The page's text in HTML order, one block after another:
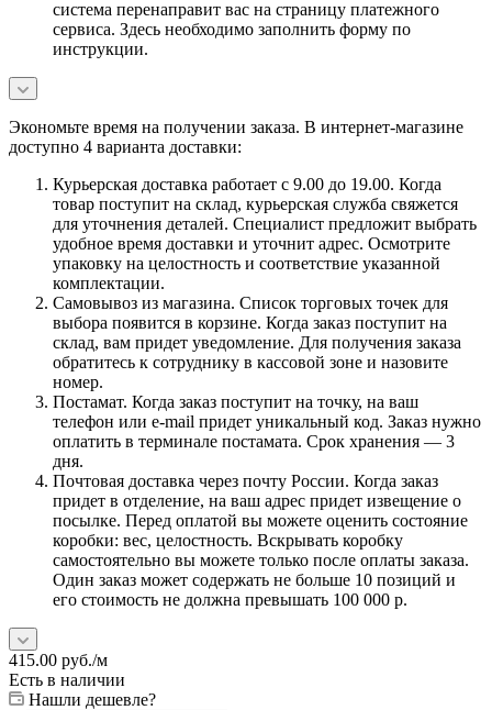
система перенаправит вас на страницу платежного
сервиса. Здесь необходимо заполнить форму по
инструкции.
Экономьте время на получении заказа. В интернет-магазине
доступно 4 варианта доставки:
Курьерская доставка работает с 9.00 до 19.00. Когда
товар поступит на склад, курьерская служба свяжется
для уточнения деталей. Специалист предложит выбрать
удобное время доставки и уточнит адрес. Осмотрите
упаковку на целостность и соответствие указанной
комплектации.
Самовывоз из магазина. Список торговых точек для
выбора появится в корзине. Когда заказ поступит на
склад, вам придет уведомление. Для получения заказа
обратитесь к сотруднику в кассовой зоне и назовите
номер.
Постамат. Когда заказ поступит на точку, на ваш
телефон или e-mail придет уникальный код. Заказ нужно
оплатить в терминале постамата. Срок хранения — 3
дня.
Почтовая доставка через почту России. Когда заказ
придет в отделение, на ваш адрес придет извещение о
посылке. Перед оплатой вы можете оценить состояние
коробки: вес, целостность. Вскрывать коробку
самостоятельно вы можете только после оплаты заказа.
Один заказ может содержать не больше 10 позиций и
его стоимость не должна превышать 100 000 р.
415.00 руб./м
Есть в наличии
Нашли дешевле?